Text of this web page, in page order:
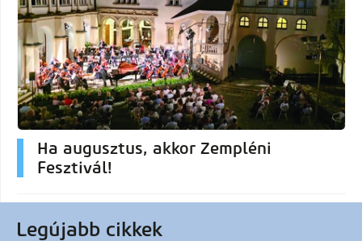
Ha augusztus, akkor Zempléni
Fesztivál!
Legújabb cikkek